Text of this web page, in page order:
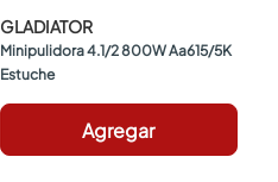
GLADIATOR
Minipulidora 4.1/2 800W Aa615/5K
Estuche
Agregar